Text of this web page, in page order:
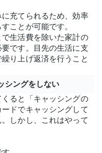
充てられるため、効率
ことが可能です。
生活費を除いた家計の
です。目先の生活に支
り上げ返済を行うこと
シングをしない
ると「キャッシングの
ドでキャッシングして
しかし、これはやって